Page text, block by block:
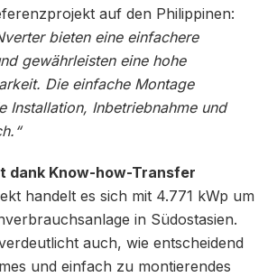
auf den Philippinen:
bieten eine einfachere
gewährleisten eine hohe
Die einfache Montage
Installation, Inbetriebnahme und
dank Know-how-Transfer
handelt es sich mit 4.771 kWp um
in Südostasien.
auch, wie entscheidend
und einfach zu montierendes